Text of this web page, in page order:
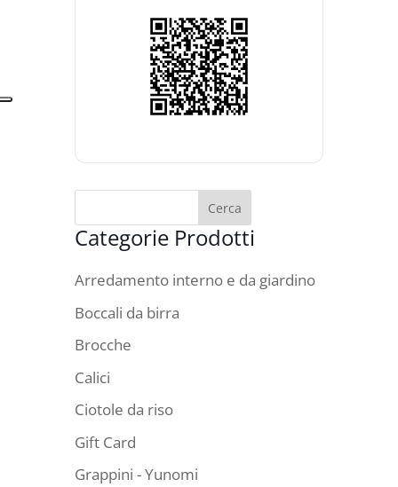
Categorie Prodotti
Arredamento interno e da giardino
Boccali da birra
Brocche
Calici
Ciotole da riso
Gift Card
Grappini - Yunomi